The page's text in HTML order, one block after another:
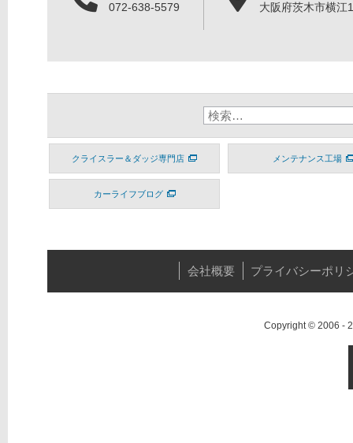
072-638-5579
大阪府茨木市横江
クライスラー＆ダッジ専門店 メンテナンス工場
カーライフブログ
会社概要 プライバシーポリ
Copyright © 2006 -